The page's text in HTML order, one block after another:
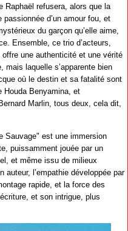
Raphaël refusera, alors que la
d’un amour fou, et
du garçon qu’elle aime,
Ensemble, ce trio d’acteurs,
une authenticité et une vérité
laquelle s’apparente bien
où le destin et sa fatalité sont
Houda Benyamina, et
Marlin, tous deux, cela dit,
Sauvage" est une immersion
puissamment jouée par un
et même issu de milieux
l’empathie développée par
rapide, et la force des
et son intrigue, plus